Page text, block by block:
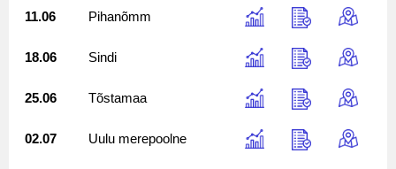
11.06 Pihanõmm
18.06 Sindi
25.06 Tõstamaa
02.07 Uulu merepoolne